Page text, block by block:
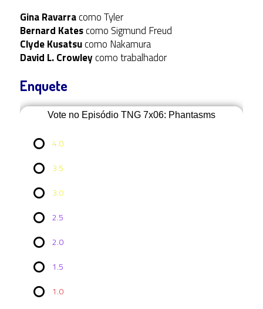
Gina Ravarracomo Tyler
Bernard Katescomo Sigmund Freud
Clyde Kusatsucomo Nakamura
David L. Crowleycomo trabalhador
Enquete
Vote no Episódio TNG 7x06: Phantasms
4.0
3.5
3.0
2.5
2.0
1.5
1.0